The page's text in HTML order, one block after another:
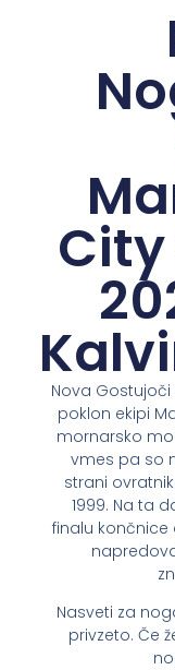
Nova
poklon ekipi
mornarsko
vmes pa so
strani
1999. Na ta
finalu končnice
Nasveti za
privzeto. Če